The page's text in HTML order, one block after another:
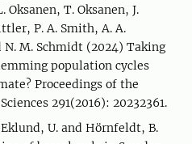
T. Oksanen, J.
P. A. Smith, A. A.
N. M. Schmidt (2024) Taking
population cycles
Proceedings of the
291(2016): 20232361.
U. and Hörnfeldt, B.